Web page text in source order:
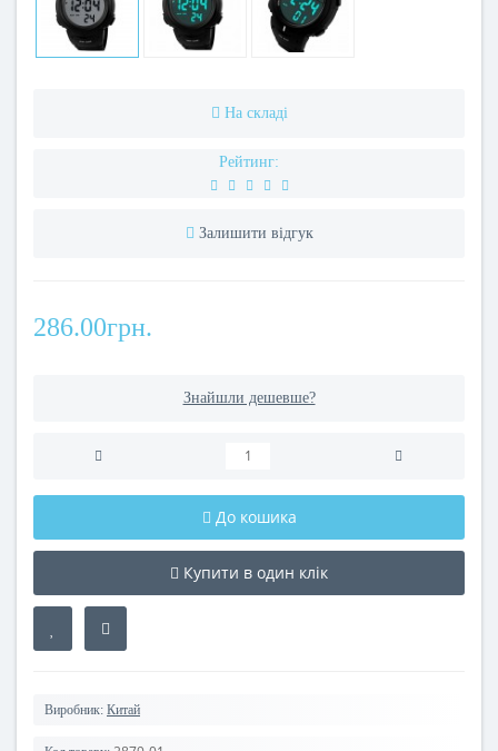
На складі
Рейтинг:
Залишити відгук
286.00грн.
Знайшли дешевше?
До кошика
Купити в один клік
Виробник: Китай